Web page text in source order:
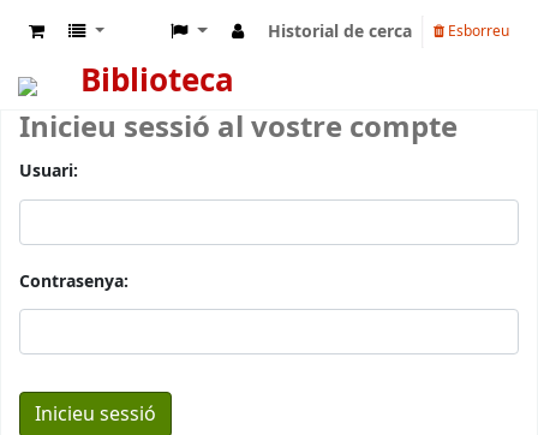
Historial de cerca Esborreu
Biblioteca
Inicieu sessió al vostre compte
Usuari:
Contrasenya: